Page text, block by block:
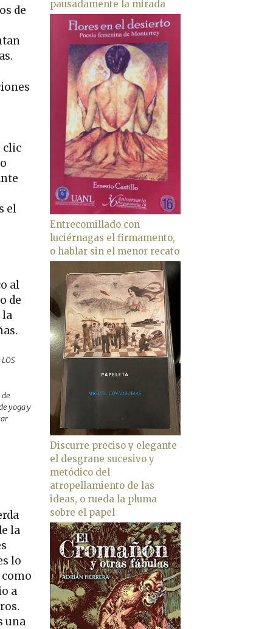
de
clic
el
al
de
la
yoga y
la
lo
a
una
pausadamente la mirada
Entrecomillado con
luciérnagas el firmamento,
o hablar sin el menor recato
Discurre preciso y elegante
el desgrane sucesivo y
metódico del
atropellamiento de las
ideas, o rueda la pluma
sobre el papel